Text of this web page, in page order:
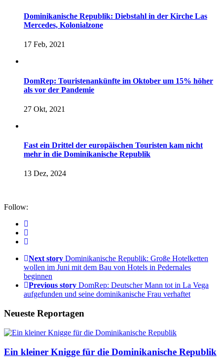
Dominikanische Republik: Diebstahl in der Kirche Las
Mercedes, Kolonialzone
17 Feb, 2021
DomRep: Touristenankünfte im Oktober um 15% höher
als vor der Pandemie
27 Okt, 2021
Fast ein Drittel der europäischen Touristen kam nicht
mehr in die Dominikanische Republik
13 Dez, 2024
Follow:
Next story Dominikanische Republik: Große Hotelketten
wollen im Juni mit dem Bau von Hotels in Pedernales
beginnen
Previous story DomRep: Deutscher Mann tot in La Vega
aufgefunden und seine dominikanische Frau verhaftet
Neueste Reportagen
Ein kleiner Knigge für die Dominikanische Republik